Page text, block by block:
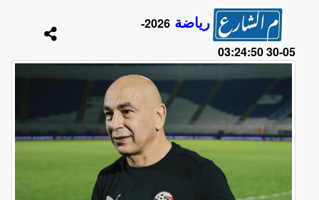
رياضة
2026-
05-30 03:24:50